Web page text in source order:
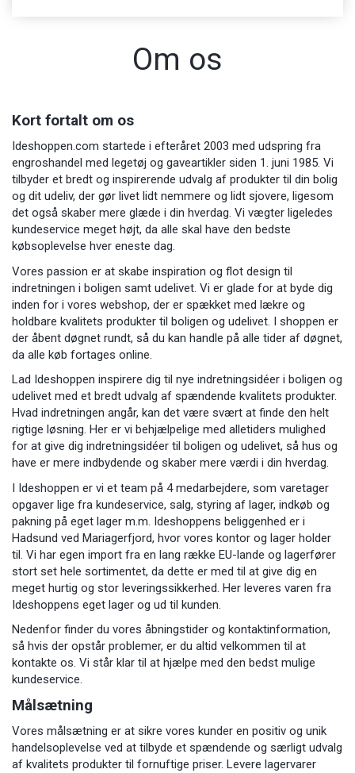
Om os
Kort fortalt om os
Ideshoppen.com startede i efteråret 2003 med udspring fra
engroshandel med legetøj og gaveartikler siden 1. juni 1985. Vi
tilbyder et bredt og inspirerende udvalg af produkter til din bolig
og dit udeliv, der gør livet lidt nemmere og lidt sjovere, ligesom
det også skaber mere glæde i din hverdag. Vi vægter ligeledes
kundeservice meget højt, da alle skal have den bedste
købsoplevelse hver eneste dag.
Vores passion er at skabe inspiration og flot design til
indretningen i boligen samt udelivet. Vi er glade for at byde dig
inden for i vores webshop, der er spækket med lækre og
holdbare kvalitets produkter til boligen og udelivet. I shoppen er
der åbent døgnet rundt, så du kan handle på alle tider af døgnet,
da alle køb fortages online.
Lad Ideshoppen inspirere dig til nye indretningsidéer i boligen og
udelivet med et bredt udvalg af spændende kvalitets produkter.
Hvad indretningen angår, kan det være svært at finde den helt
rigtige løsning. Her er vi behjælpelige med alletiders mulighed
for at give dig indretningsidéer til boligen og udelivet, så hus og
have er mere indbydende og skaber mere værdi i din hverdag.
I Ideshoppen er vi et team på 4 medarbejdere, som varetager
opgaver lige fra kundeservice, salg, styring af lager, indkøb og
pakning på eget lager m.m. Ideshoppens beliggenhed er i
Hadsund ved Mariagerfjord, hvor vores kontor og lager holder
til. Vi har egen import fra en lang række EU-lande og lagerfører
stort set hele sortimentet, da dette er med til at give dig en
meget hurtig og stor leveringssikkerhed. Her leveres varen fra
Ideshoppens eget lager og ud til kunden.
Nedenfor finder du vores åbningstider og kontaktinformation,
så hvis der opstår problemer, er du altid velkommen til at
kontakte os. Vi står klar til at hjælpe med den bedst mulige
kundeservice.
Målsætning
Vores målsætning er at sikre vores kunder en positiv og unik
handelsoplevelse ved at tilbyde et spændende og særligt udvalg
af kvalitets produkter til fornuftige priser. Levere lagervarer